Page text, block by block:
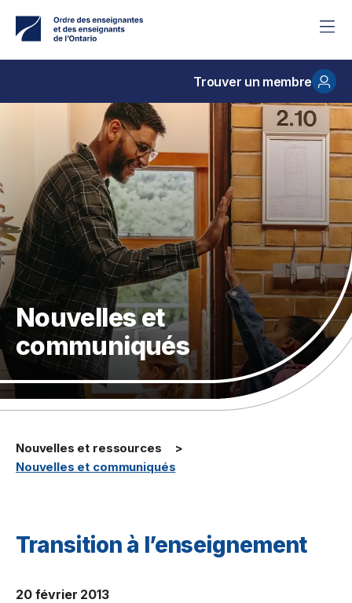
contenu
Trouver un membre
Nouvelles et
communiqués
Nouvelles et ressources
Nouvelles et communiqués
Transition à l’enseignement
20 février 2013